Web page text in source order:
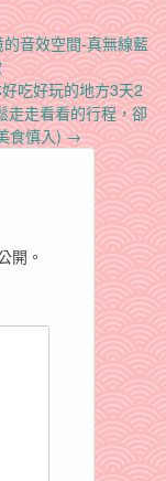
音效空間-真無線藍
吃好玩的地方3天2
走走看看的行程，卻
食慎入)→
開。